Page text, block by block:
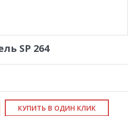
SP 264
КУПИТЬ В ОДИН КЛИК